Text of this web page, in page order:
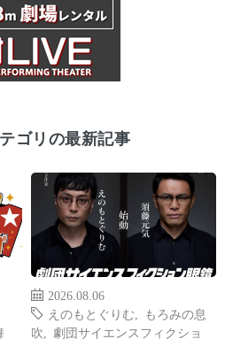
ゴリの最新記事
2026.08.06
えのもとぐりむ
もろみの息
吹
劇団サイエンスフィクショ